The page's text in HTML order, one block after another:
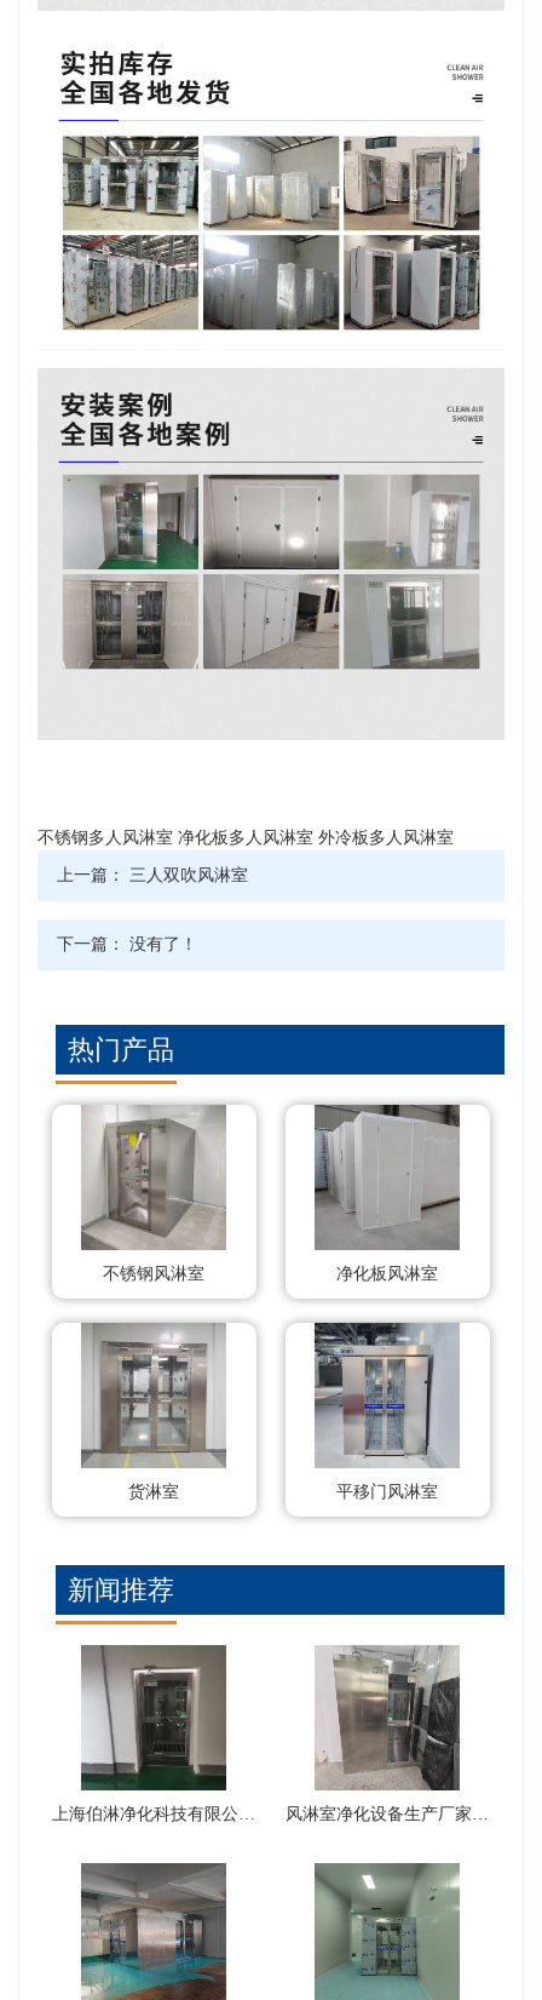
不锈钢多人风淋室 净化板多人风淋室 外冷板多人风淋室
上一篇： 三人双吹风淋室
下一篇： 没有了！
热门产品
不锈钢风淋室 净化板风淋室
货淋室 平移门风淋室
新闻推荐
上海伯淋净化科技有限公司风淋室··· 风淋室净化设备生产厂家可以生产···